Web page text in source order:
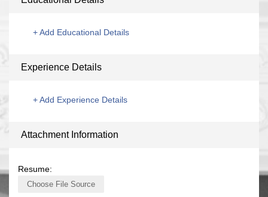
+Add Educational Details
Experience Details
+Add Experience Details
Attachment Information
Resume:
Choose File Source